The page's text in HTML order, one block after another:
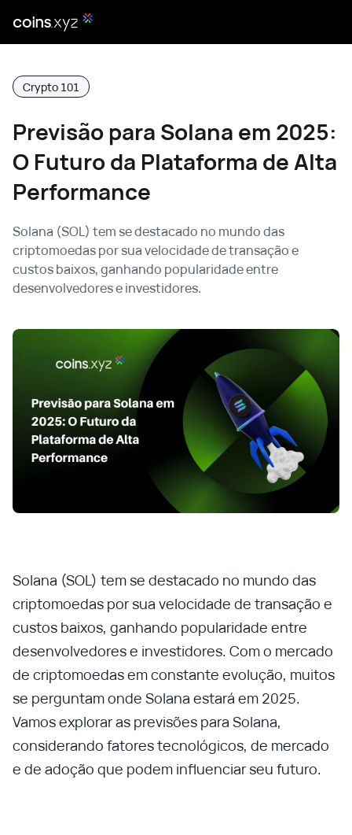
Crypto 101
Previsão para Solana em 2025:
O Futuro da Plataforma de Alta
Performance
Solana (SOL) tem se destacado no mundo das
criptomoedas por sua velocidade de transação e
custos baixos, ganhando popularidade entre
desenvolvedores e investidores.
Solana (SOL) tem se destacado no mundo das
criptomoedas por sua velocidade de transação e
custos baixos, ganhando popularidade entre
desenvolvedores e investidores. Com o mercado
de criptomoedas em constante evolução, muitos
se perguntam onde Solana estará em 2025.
Vamos explorar as previsões para Solana,
considerando fatores tecnológicos, de mercado
e de adoção que podem influenciar seu futuro.